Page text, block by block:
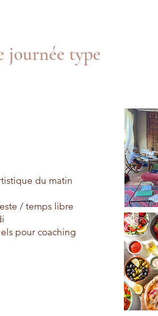
journée type
du matin
/ temps libre
pour coaching